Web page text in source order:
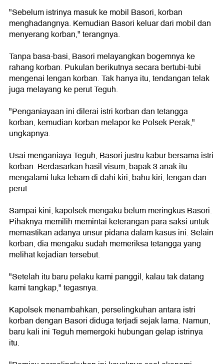
"Sebelum istrinya masuk ke mobil Basori, korban
menghadangnya. Kemudian Basori keluar dari mobil dan
menyerang korban," terangnya.
Tanpa basa-basi, Basori melayangkan bogemnya ke
rahang korban. Pukulan berikutnya secara bertubi-tubi
mengenai lengan korban. Tak hanya itu, tendangan telak
juga melayang ke perut Teguh.
"Penganiayaan ini dilerai istri korban dan tetangga
korban, kemudian korban melapor ke Polsek Perak,"
ungkapnya.
Usai menganiaya Teguh, Basori justru kabur bersama istri
korban. Berdasarkan hasil visum, bapak 3 anak itu
mengalami luka lebam di dahi kiri, bahu kiri, lengan dan
perut.
Sampai kini, kapolsek mengaku belum meringkus Basori.
Pihaknya memilih memintai keterangan para saksi untuk
memastikan adanya unsur pidana dalam kasus ini. Selain
korban, dia mengaku sudah memeriksa tetangga yang
melihat kejadian tersebut.
"Setelah itu baru pelaku kami panggil, kalau tak datang
kami tangkap," tegasnya.
Kapolsek menambahkan, perselingkuhan antara istri
korban dengan Basori diduga terjadi sejak lama. Namun,
baru kali ini Teguh memergoki hubungan gelap istrinya
itu.